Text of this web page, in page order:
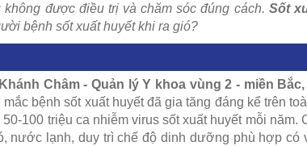
được điều trị và chăm sóc đúng cách. Sốt
bệnh sốt xuất huyết khi ra gió?
Châm - Quản lý Y khoa vùng 2 - miền
mắc bệnh sốt xuất huyết đã gia tăng đáng kể trên
100 triệu ca nhiễm virus sốt xuất huyết mỗi
nước lạnh, duy trì chế độ dinh dưỡng phù hợp có